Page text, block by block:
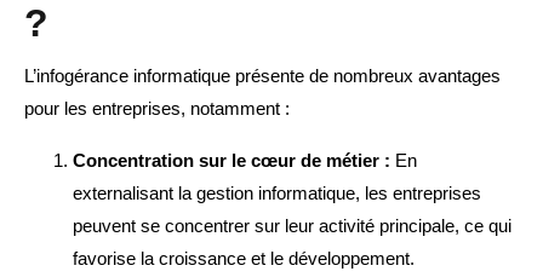
?
L’infogérance informatique présente de nombreux avantages
pour les entreprises, notamment :
Concentration sur le cœur de métier : En
externalisant la gestion informatique, les entreprises
peuvent se concentrer sur leur activité principale, ce qui
favorise la croissance et le développement.